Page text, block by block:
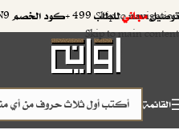
Skip to navigation
Skip to main content
توصيلمجانيللطلب 499 +كود الخصم N9
القائمة